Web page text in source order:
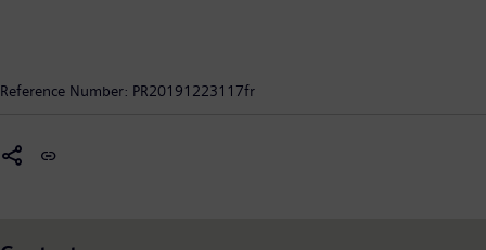
répondre aux besoins sectoriels les plus divers et d’accroître leur
technologies porteuses d’avenir à son offre. Siemens Digital
Reference Number: PR20191223117fr